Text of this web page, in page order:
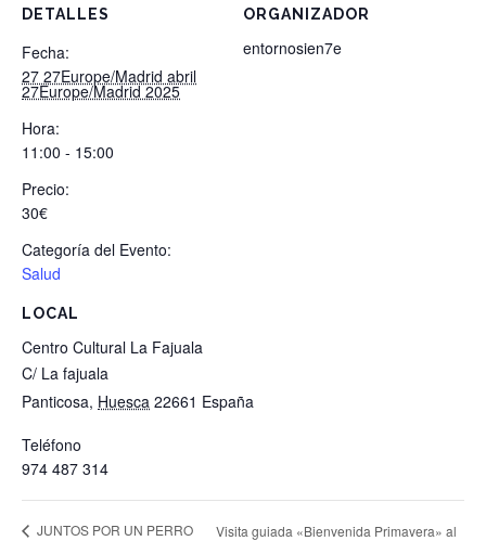
DETALLES
Fecha:
27 27Europe/Madrid abril
27Europe/Madrid 2025
Hora:
11:00 - 15:00
Precio:
30€
Categoría del Evento:
Salud
LOCAL
Centro Cultural La Fajuala
C/ La fajuala
Panticosa, Huesca 22661 España
Teléfono
974 487 314
ORGANIZADOR
entornosien7e
JUNTOS POR UN PERRO Visita guiada «Bienvenida Primavera» al